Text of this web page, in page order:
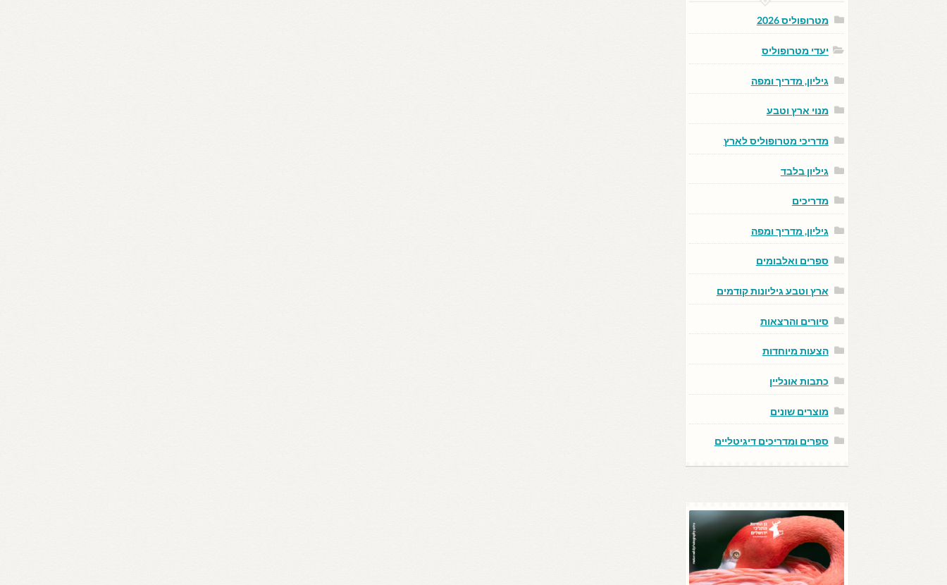
מטרופוליס 2026
יעדי מטרופוליס
גיליון, מדריך ומפה
מנוי ארץ וטבע
מדריכי מטרופוליס לארץ
גיליון בלבד
מדריכים
גיליון, מדריך ומפה
ספרים ואלבומים
ארץ וטבע גיליונות קודמים
סיורים והרצאות
הצעות מיוחדות
כתבות אונליין
מוצרים שונים
ספרים ומדריכים דיגיטליים